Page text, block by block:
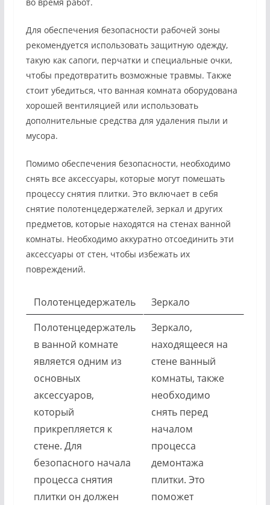
Для обеспечения безопасности рабочей зоны
рекомендуется использовать защитную одежду,
такую как сапоги, перчатки и специальные очки,
чтобы предотвратить возможные травмы. Также
стоит убедиться, что ванная комната оборудована
хорошей вентиляцией или использовать
дополнительные средства для удаления пыли и
мусора.
Помимо обеспечения безопасности, необходимо
снять все аксессуары, которые могут помешать
процессу снятия плитки. Это включает в себя
снятие полотенцедержателей, зеркал и других
предметов, которые находятся на стенах ванной
комнаты. Необходимо аккуратно отсоединить эти
аксессуары от стен, чтобы избежать их
повреждений.
Полотенцедержатель
Зеркало
Полотенцедержатель
в ванной комнате
является одним из
основных
аксессуаров,
который
прикрепляется к
стене. Для
безопасного начала
процесса снятия
плитки он должен
Зеркало,
находящееся на
стене ванный
комнаты, также
необходимо
снять перед
началом
процесса
демонтажа
плитки. Это
поможет